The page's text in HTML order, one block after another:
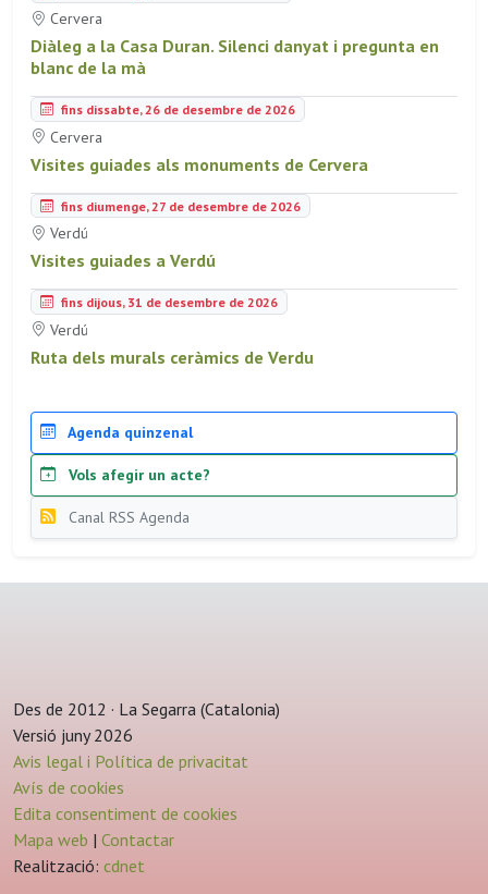
Cervera
Diàleg a la Casa Duran. Silenci danyat i pregunta en
blanc de la mà
fins dissabte, 26 de desembre de 2026
Cervera
Visites guiades als monuments de Cervera
fins diumenge, 27 de desembre de 2026
Verdú
Visites guiades a Verdú
fins dijous, 31 de desembre de 2026
Verdú
Ruta dels murals ceràmics de Verdu
Agenda quinzenal
Vols afegir un acte?
Canal RSS Agenda
Des de 2012 · La Segarra (Catalonia)
Versió juny 2026
Avis legal i Política de privacitat
Avís de cookies
Edita consentiment de cookies
Mapa web | Contactar
Realització: cdnet